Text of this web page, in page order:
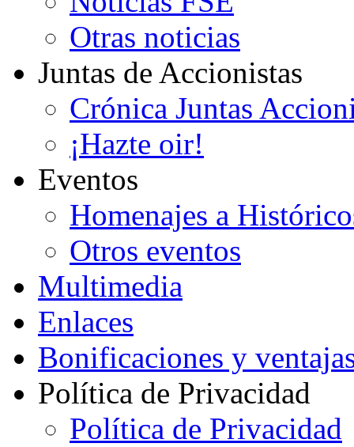
Otras noticias
Juntas de Accionistas
Crónica Juntas
¡Hazte oir!
Eventos
Homenajes a
Otros eventos
Multimedia
Enlaces
Bonificaciones y
Política de Privacidad
Política de Privacidad